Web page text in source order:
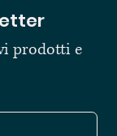
prodotti e